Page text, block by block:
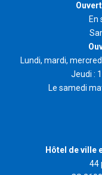
En
Lundi, mardi,
Jeudi :
Le samedi
Hôtel de ville
44